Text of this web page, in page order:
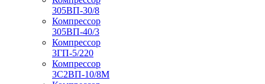
305ВП-30/8
Компрессор
305ВП-40/3
Компрессор
3ГП-5/220
Компрессор
3С2ВП-10/8М